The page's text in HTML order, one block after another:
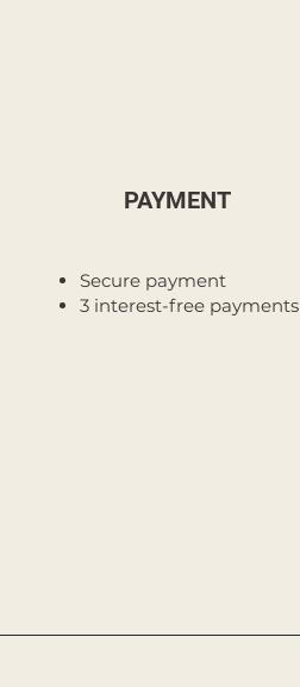
PAYMENT
Secure payment
3 interest-free payments